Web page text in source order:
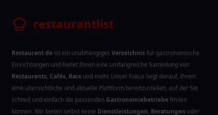
restaurantlist
Restaurant.de ist ein unabhängiges Verzeichnisfür gastronomische
Einrichtungen und bietet Ihnen eine umfangreiche Sammlung von
Restaurants, Cafés, Bars und mehr. Unser Fokus liegt darauf, Ihnen
eine übersichtliche und aktuelle Plattform bereitzustellen, auf der Sie
schnell und einfach die passenden Gastronomiebetriebefinden
können. Wir bieten selbst keine Dienstleistungen, Beratungen oder